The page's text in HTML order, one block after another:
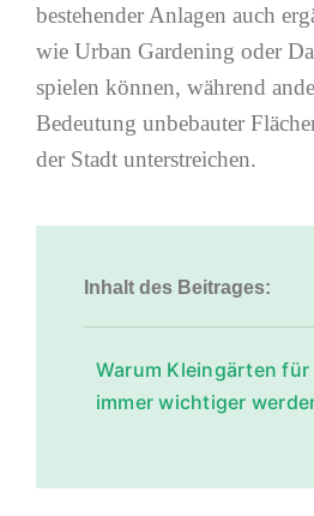
bestehender Anlagen auch
wie Urban Gardening oder
spielen können, während
Bedeutung unbebauter
der Stadt unterstreichen.
Inhalt des Beitrages:
Warum Kleingärten für
immer wichtiger